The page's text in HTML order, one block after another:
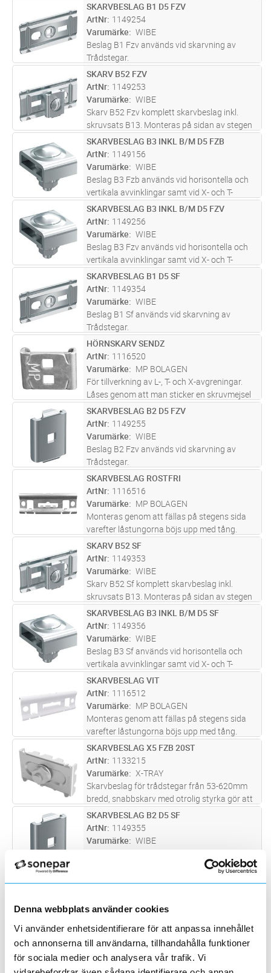
Denna webbplats använder cookies
Vi använder enhetsidentifierare för att anpassa innehållet
och annonserna till användarna, tillhandahålla funktioner
för sociala medier och analysera vår trafik. Vi
ST Lägg i kundvagn
SKARVBESLAG B1 D5 FZV
ArtNr 1149254
Varumärke
WIBE
Beslag B1 Fzv används vid skarvning av
Trådstegar.
ST Lägg i kundvagn
SKARV B52 FZV
ArtNr 1149253
Varumärke
WIBE
Skarv B52 Fzv komplett skarvbeslag inkl.
skruvsats B13. Monteras på sidan av stegen
ST Lägg i kundvagn
SKARVBESLAG B3 INKL B/M D5 FZB
ArtNr 1149156
Varumärke
WIBE
Beslag B3 Fzb används vid horisontella och
vertikala avvinklingar samt vid X- och T-
avgreningar.
ST Lägg i kundvagn
SKARVBESLAG B3 INKL B/M D5 FZV
ArtNr 1149256
Varumärke
WIBE
Beslag B3 Fzv används vid horisontella och
vertikala avvinklingar samt vid X- och T-
avgreningar.
ST Lägg i kundvagn
SKARVBESLAG B1 D5 SF
ArtNr 1149354
Varumärke
WIBE
Beslag B1 Sf används vid skarvning av
Trådstegar.
ST Lägg i kundvagn
HÖRNSKARV SENDZ
ArtNr 1116520
Varumärke
MP BOLAGEN
För tillverkning av L-, T- och X-avgreningar.
Låses genom att man sticker en skruvmejsel
genom ett av hålen och bockar in tungan
mellan stegens trådar.
ST Lägg i kundvagn
SKARVBESLAG B2 D5 FZV
ArtNr 1149255
Varumärke
WIBE
Beslag B2 Fzv används vid skarvning av
Trådstegar.
ST Lägg i kundvagn
SKARVBESLAG ROSTFRI
ArtNr 1116516
Varumärke
MP BOLAGEN
Monteras genom att fällas på stegens sida
varefter låstungorna böjs upp med tång.
Skarven kan vid behov låsas med MP-
monteringsskruv.
ST Lägg i kundvagn
SKARV B52 SF
ArtNr 1149353
Varumärke
WIBE
Skarv B52 Sf komplett skarvbeslag inkl.
skruvsats B13. Monteras på sidan av stegen
ST Lägg i kundvagn
SKARVBESLAG B3 INKL B/M D5 SF
ArtNr 1149356
Varumärke
WIBE
Beslag B3 Sf används vid horisontella och
vertikala avvinklingar samt vid X- och T-
avgreningar.
ST Lägg i kundvagn
SKARVBESLAG VIT
ArtNr 1116512
Varumärke
MP BOLAGEN
Monteras genom att fällas på stegens sida
varefter låstungorna böjs upp med tång.
Skarven kan vid behov låsas med MP-
monteringsskruv.
FP Lägg i kundvagn
SKARVBESLAG X5 FZB 20ST
ArtNr 1133215
Varumärke
X-TRAY
Skarvbeslag för trådstegar från 53-620mm
bredd, snabbskarv med otrolig styrka gör att
man får marknadens längsta konsolavstånd.
Endast ett beslag gör att den är enkel att
installera och med fyrkantsh
ST Lägg i kundvagn
SKARVBESLAG B2 D5 SF
ArtNr 1149355
Varumärke
WIBE
ST Lägg i kundvagn
HÖRNSKARV ROSTFRI
Varumärke MP BOLAGEN
Låses genom att man sticker en skruvmejsel
genom ett av hålen och bockar in tungan
mellan stegens trådar.
ST Lägg i kundvagn
SKARVFÄSTE B20 SF
ArtNr 1149331